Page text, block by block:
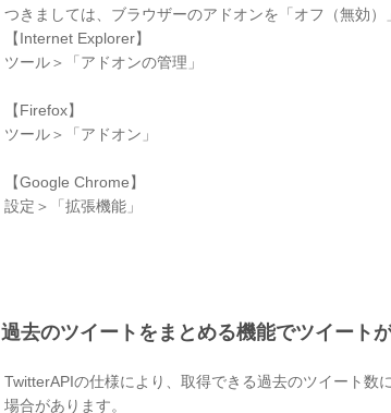
つきましては、ブラウザーのアドオンを「オフ（無効）
【Internet Explorer】
ツール＞「アドオンの管理」
【Firefox】
ツール＞「アドオン」
【Google Chrome】
設定＞「拡張機能」
過去のツイートをまとめる機能でツイート
TwitterAPIの仕様により、取得できる過去のツイート数
場合があります。